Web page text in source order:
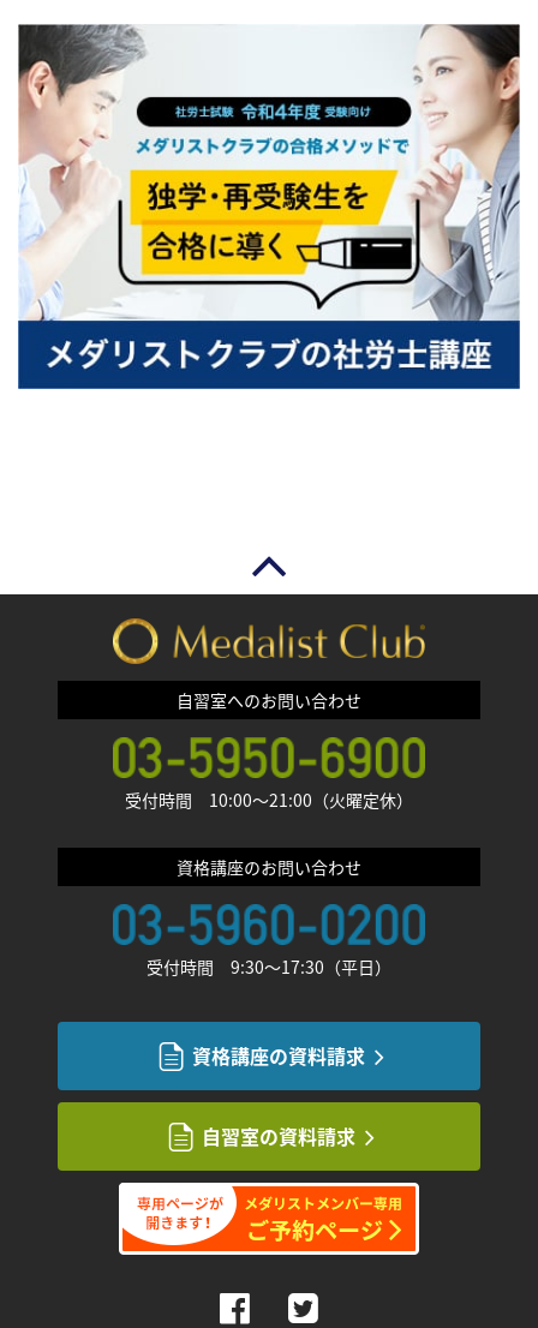
自習室へのお問い合わせ
受付時間 10:00〜21:00（火曜定休）
資格講座のお問い合わせ
受付時間 9:30〜17:30（平日）
資格講座の資料請求
自習室の資料請求